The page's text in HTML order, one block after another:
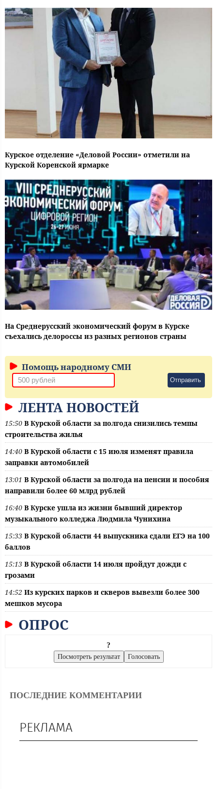
Курское отделение «Деловой России» отметили на
Курской Коренской ярмарке
На Среднерусский экономический форум в Курске
съехались делороссы из разных регионов страны
Помощь народному СМИ
Отправить
ЛЕНТА НОВОСТЕЙ
15:50 В Курской области за полгода снизились темпы
строительства жилья
14:40 В Курской области с 15 июля изменят правила
заправки автомобилей
13:01 В Курской области за полгода на пенсии и пособия
направили более 60 млрд рублей
16:40 В Курске ушла из жизни бывший директор
музыкального колледжа Людмила Чунихина
15:33 В Курской области 44 выпускника сдали ЕГЭ на 100
баллов
15:13 В Курской области 14 июля пройдут дожди с
грозами
14:52 Из курских парков и скверов вывезли более 300
мешков мусора
ОПРОС
?
ПОСЛЕДНИЕ КОММЕНТАРИИ
РЕКЛАМА